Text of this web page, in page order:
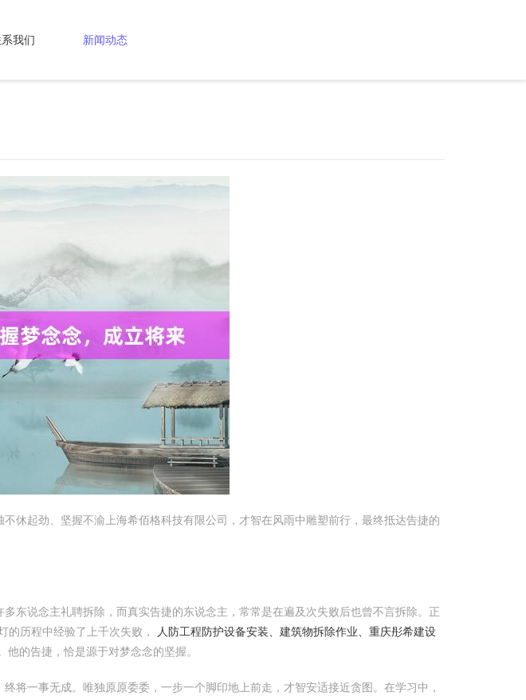
我们 新闻动态
休起劲、坚握不渝上海希佰格科技有限公司，才智在风雨中雕塑前行，最终抵达告捷的
东说念主礼聘拆除，而真实告捷的东说念主，常常是在遍及次失败后也曾不言拆除。正
的历程中经验了上千次失败，
人防工程防护设备安装、建筑物拆除作业、重庆彤希建设
的告捷，恰是源于对梦念念的坚握。
将一事无成。唯独原原委委，一步一个脚印地上前走，才智安适接近贪图。在学习中，